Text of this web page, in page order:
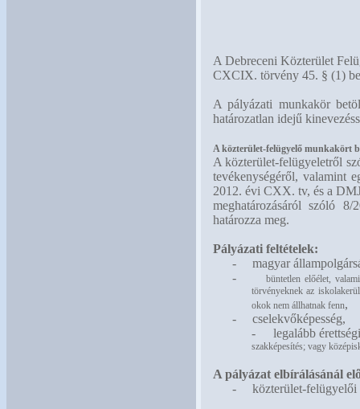
A Debreceni Közterület
CXCIX. törvény 45. § (1)
A pályázati munkakör
határozatlan idejű
A közterület-felügyelő munkakört
A közterület-felügyeletről
tevékenységéről, valamint
2012. évi CXX. tv, és a
meghatározásáról szóló
határozza meg.
Pályázati feltételek:
-
magyar
-
büntetlen előélet,
törvényeknek az
okok nem állhatnak fenn,
-
cselekvőképesség,
-
legalább
szakképesítés; vagy
A pályázat elbírálásánál
-
közterület-felügyelői